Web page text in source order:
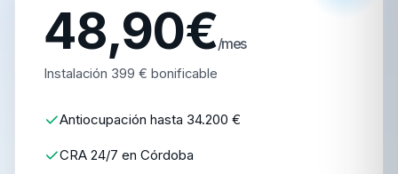
48,90€/mes
Instalación 399 € bonificable
Antiocupación hasta 34.200 €
CRA 24/7 en Córdoba